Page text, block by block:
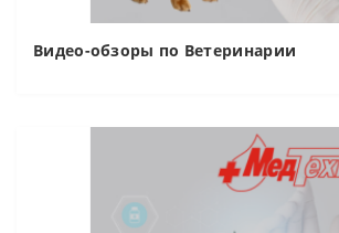
Видео-обзоры по Ветеринарии